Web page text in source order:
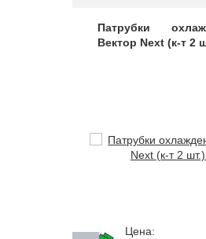
Патрубки
Вектор Next (к-т 2
Цена: